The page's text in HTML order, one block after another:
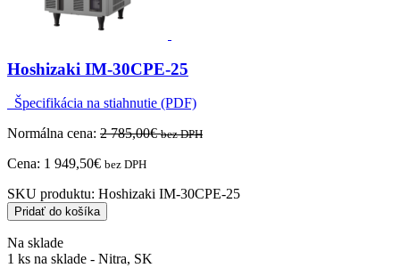
Hoshizaki IM-30CPE-25
Špecifikácia na stiahnutie (PDF)
Normálna cena: 2 785,00€ bez DPH
Cena: 1 949,50€ bez DPH
SKU produktu: Hoshizaki IM-30CPE-25
Pridať do košíka
Na sklade
1 ks na sklade - Nitra, SK